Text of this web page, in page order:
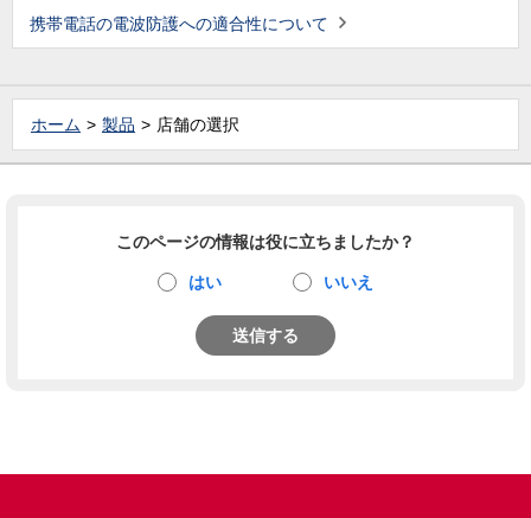
携帯電話の電波防護への適合性について
ホーム 製品 店舗の選択
このページの情報は役に立ちましたか？
はい いいえ
送信する